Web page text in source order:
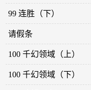
99 连胜（下）
请假条
100 千幻领域（上）
100 千幻领域（下）